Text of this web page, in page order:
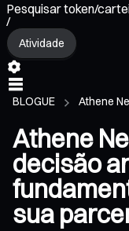
Pesquisar token/
/
Atividade
BLOGUE Athene
Athene
decisão
sua